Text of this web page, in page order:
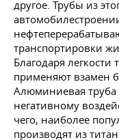
другое. Трубы из
транспортировки
Благодаря легкости
применяют взамен
Алюминиевая труба
негативному
чего, наиболее
производят из